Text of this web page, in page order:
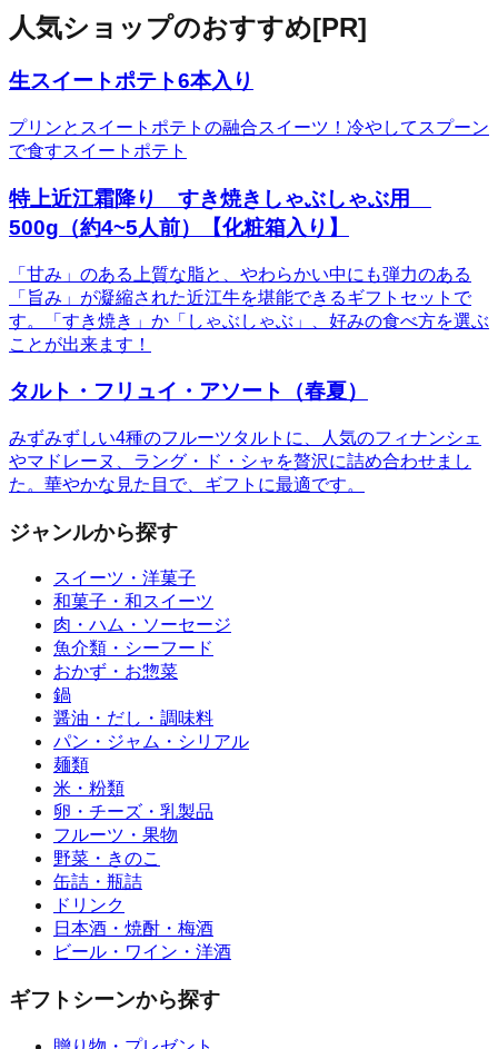
人気ショップのおすすめ[PR]
生スイートポテト6本入り
プリンとスイートポテトの融合スイーツ！冷やしてスプーン
で食すスイートポテト
特上近江霜降り すき焼きしゃぶしゃぶ用
500g（約4~5人前）【化粧箱入り】
「甘み」のある上質な脂と、やわらかい中にも弾力のある
「旨み」が凝縮された近江牛を堪能できるギフトセットで
す。「すき焼き」か「しゃぶしゃぶ」、好みの食べ方を選ぶ
ことが出来ます！
タルト・フリュイ・アソート（春夏）
みずみずしい4種のフルーツタルトに、人気のフィナンシェ
やマドレーヌ、ラング・ド・シャを贅沢に詰め合わせまし
た。華やかな見た目で、ギフトに最適です。
ジャンルから探す
スイーツ・洋菓子
和菓子・和スイーツ
肉・ハム・ソーセージ
魚介類・シーフード
おかず・お惣菜
鍋
醤油・だし・調味料
パン・ジャム・シリアル
麺類
米・粉類
卵・チーズ・乳製品
フルーツ・果物
野菜・きのこ
缶詰・瓶詰
ドリンク
日本酒・焼酎・梅酒
ビール・ワイン・洋酒
ギフトシーンから探す